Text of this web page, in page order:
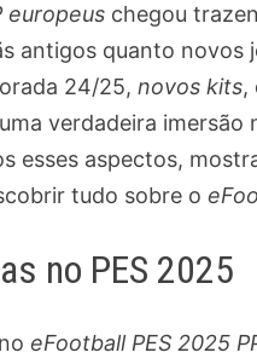
europeus chegou
antigos quanto novos
24/25,novos kits,
verdadeira
esses aspectos,
tudo sobre o
no PES 2025
eFootball PES 2025